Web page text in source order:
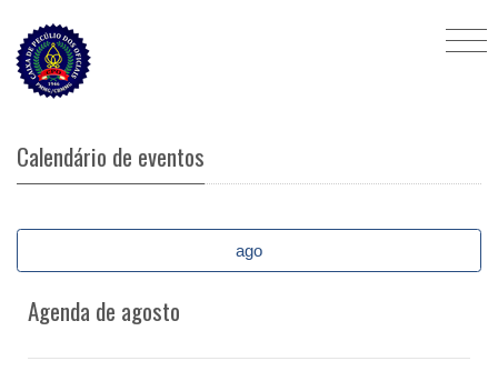
Calendário de eventos
ago
Agenda de agosto